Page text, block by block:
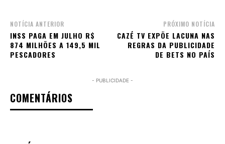
NOTÍCIA ANTERIOR
INSS PAGA EM JULHO R$
874 MILHÕES A 149,5 MIL
PESCADORES
PRÓXIMO NOTÍCIA
CAZÉ TV EXPÕE LACUNA NAS
REGRAS DA PUBLICIDADE
DE BETS NO PAÍS
- PUBLICIDADE -
COMENTÁRIOS